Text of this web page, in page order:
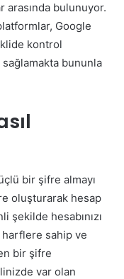
arasında bulunuyor.
Google
kontrol
bununla
bir şifre almayı
oluşturarak hesap
şekilde hesabınızı
sahip ve
bir şifre
var olan